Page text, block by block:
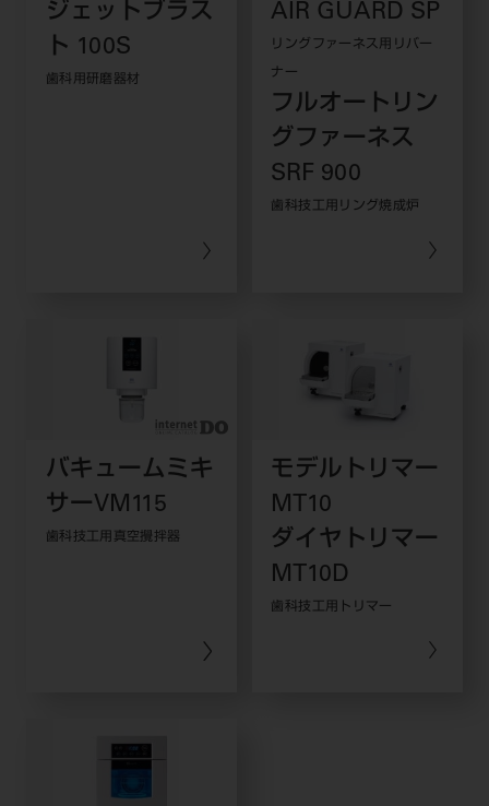
ジェットブラス
ト 100S
歯科用研磨器材
AIR GUARD SP
リングファーネス用リバー
ナー
フルオートリン
グファーネス
SRF 900
歯科技工用リング焼成炉
バキュームミキ
サーVM115
歯科技工用真空攪拌器
モデルトリマー
MT10
ダイヤトリマー
MT10D
歯科技工用トリマー